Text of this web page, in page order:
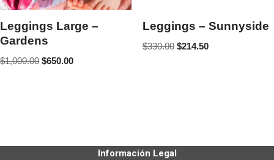
Leggings Large –
Gardens
$1,000.00 $650.00
Leggings – Sunnyside
$330.00 $214.50
Información Legal